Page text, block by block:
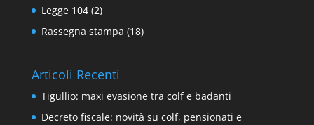
Legge 104(2)
Rassegna stampa (18)
Articoli Recenti
Tigullio: maxi evasione tra colf e badanti
Decreto fiscale: novità su colf, pensionati e